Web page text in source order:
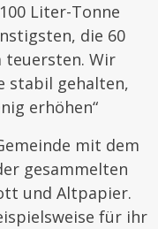
Liter-Tonne
die 60
teuersten. Wir
stabil gehalten,
erhöhen“
mit dem
gesammelten
und Altpapier.
für ihr